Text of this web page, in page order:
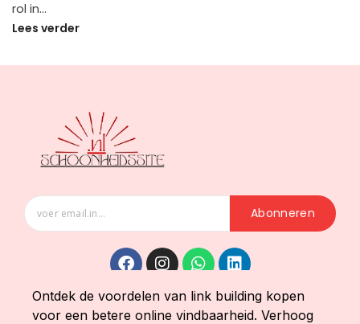
rol in…
Lees verder
Abonneren
Ontdek de voordelen van link building kopen
voor een betere online vindbaarheid. Verhoog